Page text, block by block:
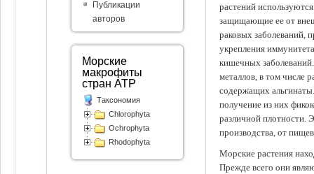
растений
защищающие ее от
раковых заболеваний,
укрепления
кишечных
металлов, в том числе
содержащих
получение из них
различной плотности.
производства, от
Морские растения
Прежде всего они
Публикации
авторов
Морские
макрофиты
стран АТР
Таксономия
Chlorophyta
Ochrophyta
Rhodophyta